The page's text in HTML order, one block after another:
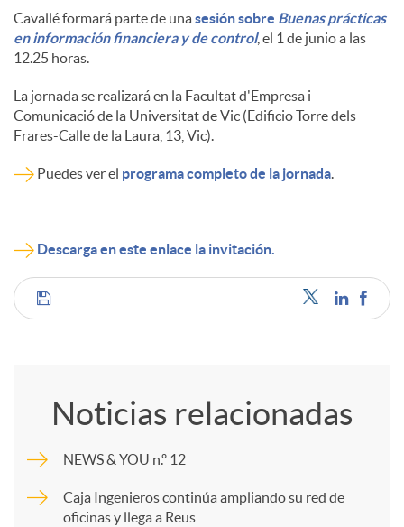
Cavallé formará parte de unasesión sobre Buenas prácticas
en información financiera y de control, el 1 de junio a las
12.25 horas.
La jornada se realizará en la Facultat d'Empresa i
Comunicació de la Universitat de Vic (Edificio Torre dels
Frares-Calle de la Laura, 13, Vic).
Puedes ver el programa completo de la jornada
Descarga en este enlace la invitación.
C
p
Noticias relacionadas
NEWS & YOU n.º 12
Caja Ingenieros continúa ampliando su red de
oficinas y llega a Reus